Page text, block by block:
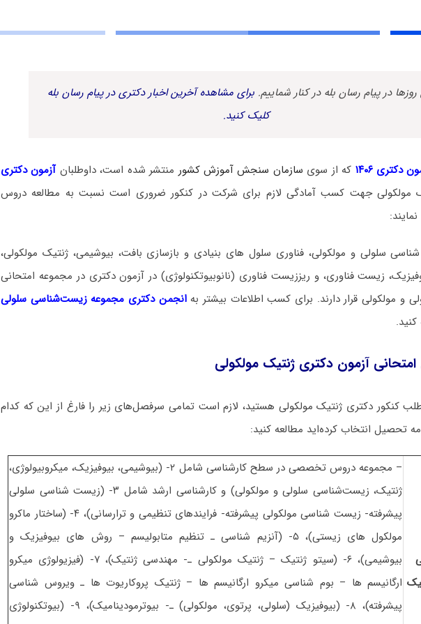
روزها در پیام رسان بله در کنار شماییم. برای مشاهده آخرین اخبار دکتری در پیام رسان بله
کلیک کنید.
دکتری ۱۴۰۶ که از سوی سازمان سنجش آموزش کشور منتشر شده است، داوطلبان آزمون دکتری
مولکولی جهت کسب آمادگی لازم برای شرکت در کنکور ضروری است نسبت به مطالعه دروس
سلولی و مولکولی، فناوری سلول های بنیادی و بازسازی بافت، بیوشیمی، ژنتیک مولکولی،
زیست فناوری، و ریززیست فناوری (نانوبیوتکنولوژی) در آزمون دکتری در مجموعه امتحانی
و مولکولی قرار دارند. برای کسب اطلاعات بیشتر بهانجمن دکتری مجموعه زیست‌شناسی سلولی
آزمون دکتری ژنتیک مولکولی
کنکور دکتری ژنتیک مولکولی هستید، لازم است تمامی سرفصل‌های زیر را فارغ از این که کدام
تحصیل انتخاب کرده‌اید مطالعه کنید:
– مجموعه دروس تخصصی در سطح کارشناسی شامل ۲- (بیوشیمی، بیوفیزیک، میکروبیولوژی،
ژنتیک، زیست‌شناسی سلولی و مولکولی) و کارشناسی ارشد شامل ۳- (زیست شناسی سلولی
پیشرفته- زیست شناسی مولکولی پیشرفته- فرایندهای تنظیمی و ترارسانی)، ۴- (ساختار ماکرو
مولکول های زیستی)، ۵- (آنزیم شناسی ـ تنظیم متابولیسم – روش های بیوفیزیک و
بیوشیمی)، ۶- (سیتو ژنتیک – ژنتیک مولکولی ـ- مهندسی ژنتیک)، ۷- (فیزیولوژی میکرو
ارگانیسم ها – بوم شناسی میکرو ارگانیسم ها – ژنتیک پروکاریوت ها ـ ویروس شناسی
پیشرفته)، ۸- (بیوفیزیک (سلولی، پرتوی، مولکولی) ـ- بیوترمودینامیک)، ۹- (بیوتکنولوژی